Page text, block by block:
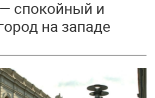
спокойный и
на западе